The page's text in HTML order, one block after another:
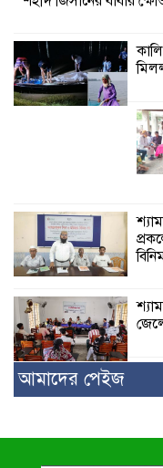
আমাদের পেইজ